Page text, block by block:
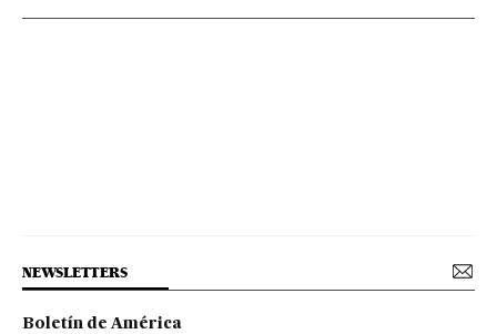
NEWSLETTERS
Boletín de América